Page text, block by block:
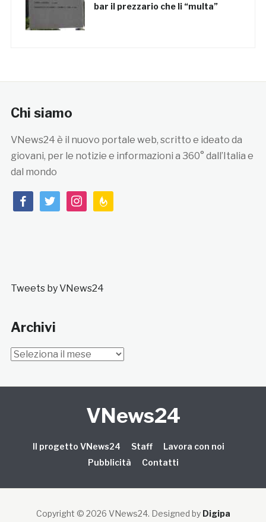
bar il prezzario che li “multa”
Chi siamo
VNews24 è il nuovo portale web, scritto e ideato da
giovani, per le notizie e informazioni a 360° dall’Italia e
dal mondo
facebooktwitterinstagramfeedburner
Tweets by VNews24
Archivi
Archivi
VNews24
Il progetto VNews24 Staff
Lavora con noi
Pubblicità
Contatti
Copyright © 2026 VNews24. Designed by Digipa